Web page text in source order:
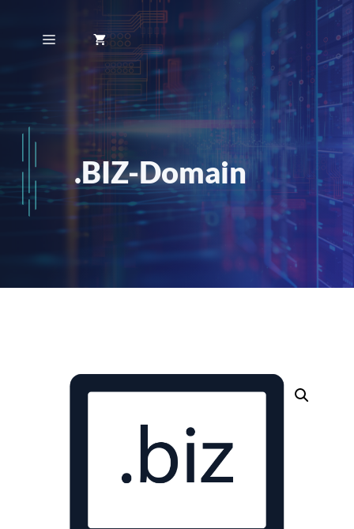
Menü
.BIZ-Domain